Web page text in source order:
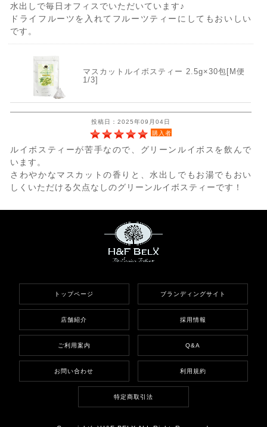
水出しで毎日オフィスでいただいています♪
ドライフルーツを入れてフルーツティーにしてもおいしい
です。
マスカットルイボスティー 2.5g×30包[M便
1/3]
投稿日：2025年09月04日
購入者
ルイボスティーが苦手なので、グリーンルイボスを飲んで
います。
さわやかなマスカットの香りと、水出しでもお湯でもおい
しくいただける欠点なしのグリーンルイボスティーです！
トップページ ブランディングサイト
店舗紹介 採用情報
ご利用案内 Q&A
お問い合わせ 利用規約
特定商取引法